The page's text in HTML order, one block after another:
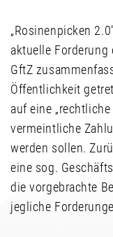
„Rosinenpicken
aktuelle Forderung
GftZ
Öffentlichkeit
auf eine
vermeintliche
werden sollen.
eine sog.
die vorgebrachte
jegliche